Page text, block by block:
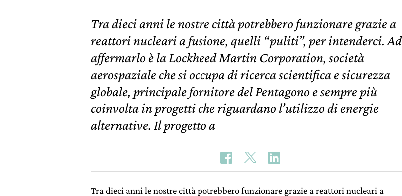
Tra dieci anni le nostre città potrebbero funzionare grazie a
reattori nucleari a fusione, quelli “puliti”, per intenderci. Ad
affermarlo è la Lockheed Martin Corporation, società
aerospaziale che si occupa di ricerca scientifica e sicurezza
globale, principale fornitore del Pentagono e sempre più
coinvolta in progetti che riguardano l’utilizzo di energie
alternative. Il progetto a
Tra dieci anni le nostre città potrebbero funzionare grazie a reattori nucleari a